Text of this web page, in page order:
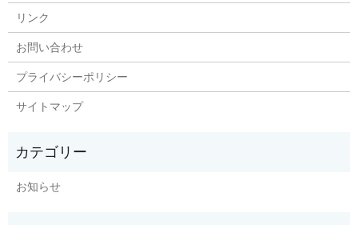
リンク
お問い合わせ
プライバシーポリシー
サイトマップ
お知らせ